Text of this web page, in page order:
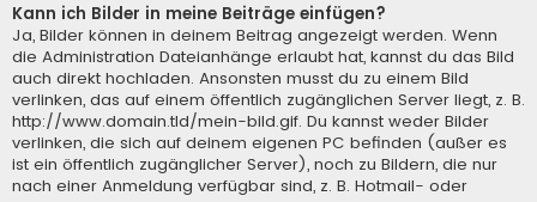
Kann ich Bilder in meine Beiträge einfügen?
Ja, Bilder können in deinem Beitrag angezeigt werden. Wenn
die Administration Dateianhänge erlaubt hat, kannst du das Bild
auch direkt hochladen. Ansonsten musst du zu einem Bild
verlinken, das auf einem öffentlich zugänglichen Server liegt, z. B.
http://www.domain.tld/mein-bild.gif. Du kannst weder Bilder
verlinken, die sich auf deinem eigenen PC befinden (außer es
ist ein öffentlich zugänglicher Server), noch zu Bildern, die nur
nach einer Anmeldung verfügbar sind, z. B. Hotmail- oder